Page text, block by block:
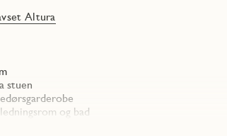
Altura
stuen
og bad